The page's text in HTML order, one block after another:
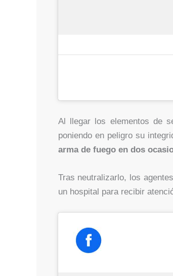
Al llegar los elementos de
poniendo en peligro su
arma de fuego en dos
Tras neutralizarlo, los
un hospital para recibir